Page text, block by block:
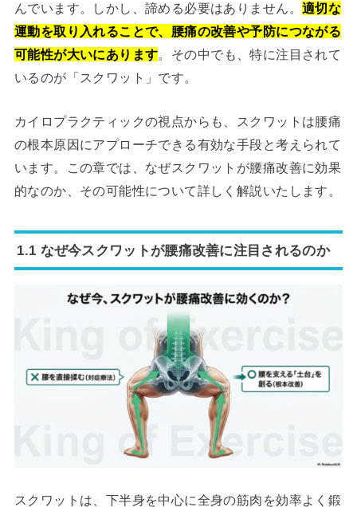
んでいます。しかし、諦める必要はありません。 適切な
運動を取り入れることで、腰痛の改善や予防につながる
可能性が大いにあります。その中でも、特に注目されて
いるのが「スクワット」です。
カイロプラクティックの視点からも、スクワットは腰痛
の根本原因にアプローチできる有効な手段と考えられて
います。この章では、なぜスクワットが腰痛改善に効果
的なのか、その可能性について詳しく解説いたします。
1.1 なぜ今スクワットが腰痛改善に注目されるのか
スクワットは、下半身を中心に全身の筋肉を効率よく鍛